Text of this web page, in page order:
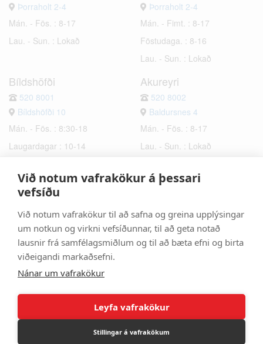
Við notum vafrakökur á þessari
vefsíðu
Við notum vafrakökur til að safna og greina upplýsingar
um notkun og virkni vefsíðunnar, til að geta notað
lausnir frá samfélagsmiðlum og til að bæta efni og birta
viðeigandi markaðsefni.
Nánar um vafrakökur
Leyfa vafrakökur
Stillingar á vafrakökum
Þorraholt 2-4
Mán. - Fös. : 8-17
Lau. - Sun. : Lokað
Þorraholt 2-4
Mán. - Fimt. : 8-17
Föstudaga. : 8-16
Lau. - Sun. : Lokað
Bíldshöfði
520 8001
Bíldshöfði 10
Mán. - Fös. : 8:30-18
Laugardagar : 10-14
Akureyri
520 8002
Baldursnes 4
Mán. - Fös. : 8-17
Lau. - Sun. : Lokað
Hafnarfjörður
Bæjarhraun 6
Mán. - Fös. : 8-17
Lau. - Sun. : Lokað
Selfoss
Hrísmýri 2a
Mán. - Fös. : 8-17
Lau. - Sun. : Lokað